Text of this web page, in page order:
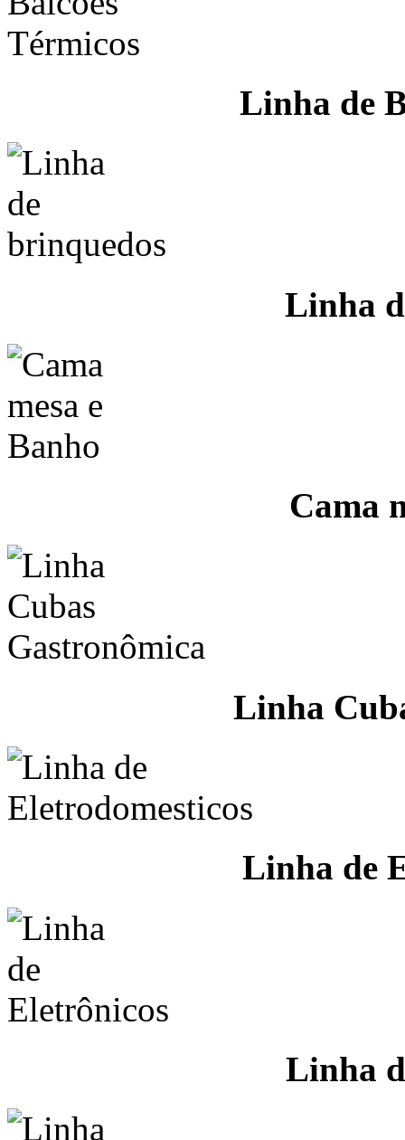
Linha de
Linha
Cama
Linha
Linha de
Linha